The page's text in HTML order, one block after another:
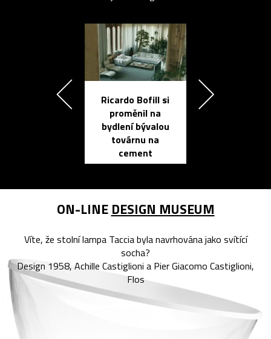
Ricardo Bofill si
proměnil na
bydlení bývalou
továrnu na
cement
ON-LINE DESIGN MUSEUM
Víte, že stolní lampa Taccia byla navrhována jako svítící
socha?
Design 1958, Achille Castiglioni a Pier Giacomo Castiglioni,
Flos